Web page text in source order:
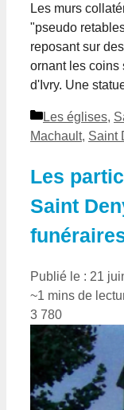
Les murs
"pseudo
reposant sur
ornant les coins
d'Ivry. Une
Catégories
Les églises,
Machault, Saint
Les
Saint
Publié le : 21
~1 mins de
3 780